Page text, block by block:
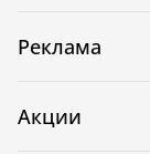
Реклама
Акции